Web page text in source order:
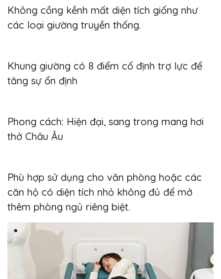
Không cồng kềnh mất diện tích giống như
các loại giường truyền thống.
Khung giường có 8 điểm cố định trợ lực để
tăng sự ổn định
Phong cách: Hiện đại, sang trong mang hơi
thở Châu Âu
Phù hợp sử dụng cho văn phòng hoặc các
căn hộ có diện tích nhỏ không đủ để mở
thêm phòng ngủ riêng biệt.